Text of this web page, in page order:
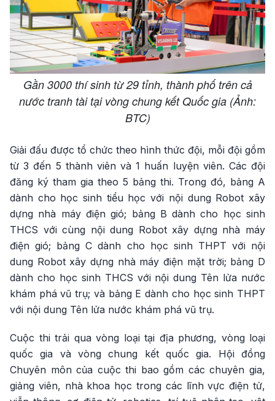
Gần 3000 thí sinh từ 29 tỉnh, thành phố trên cả
nước tranh tài tại vòng chung kết Quốc gia (Ảnh:
BTC)
Giải đấu được tổ chức theo hình thức đội, mỗi đội gồm
từ 3 đến 5 thành viên và 1 huấn luyện viên. Các đội
đăng ký tham gia theo 5 bảng thi. Trong đó, bảng A
dành cho học sinh tiểu học với nội dung Robot xây
dựng nhà máy điện gió; bảng B dành cho học sinh
THCS với cùng nội dung Robot xây dựng nhà máy
điện gió; bảng C dành cho học sinh THPT với nội
dung Robot xây dựng nhà máy điện mặt trời; bảng D
dành cho học sinh THCS với nội dung Tên lửa nước
khám phá vũ trụ; và bảng E dành cho học sinh THPT
với nội dung Tên lửa nước khám phá vũ trụ.
Cuộc thi trải qua vòng loại tại địa phương, vòng loại
quốc gia và vòng chung kết quốc gia. Hội đồng
Chuyên môn của cuộc thi bao gồm các chuyên gia,
giảng viên, nhà khoa học trong các lĩnh vực điện tử,